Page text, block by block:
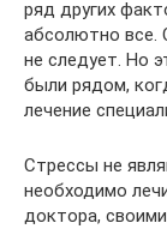
ряд других
абсолютно все.
не следует. Но
были рядом,
лечение
Стрессы не
необходимо
доктора,